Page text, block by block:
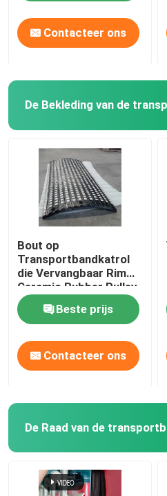
Contacteer ons
Bout op
Transportbandkatrol
die Vervangbaar Rim
Ceramic Rubber Pulley
Lagging achterblijven
Beste prijs
Contacteer ons
De Raad van de